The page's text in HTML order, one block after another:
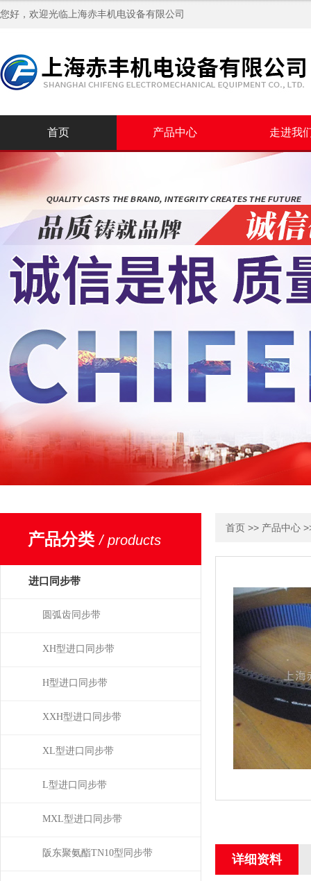
您好，欢迎光临上海赤丰机电设备有限公司
首页 产品中心 走进我
产品分类/ products
进口同步带
圆弧齿同步带
XH型进口同步带
H型进口同步带
XXH型进口同步带
XL型进口同步带
L型进口同步带
MXL型进口同步带
阪东聚氨酯TN10型同步带
首页 >> 产品中心
详细资料